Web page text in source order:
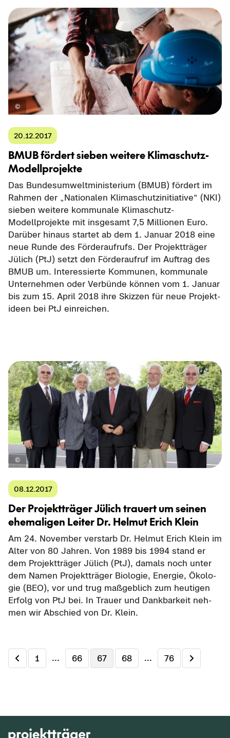
20.12.2017
BMUB för­dert sie­ben wei­te­re Klimaschutz-​
Modellprojekte
Das Bun­des­um­welt­mi­nis­te­ri­um (BMUB) för­dert im
Rah­men der „Na­tio­na­len Kli­ma­schutz­in­itia­ti­ve“ (NKI)
sie­ben wei­te­re kom­mu­na­le Klimaschutz-​
Modellprojekte mit ins­ge­samt 7,5 Mil­lio­nen Euro.
Dar­über hin­aus star­tet ab dem 1. Ja­nu­ar 2018 eine
neue Runde des För­der­auf­rufs. Der Pro­jekt­trä­ger
Jü­lich (PtJ) setzt den För­der­auf­ruf im Auf­trag des
BMUB um. In­ter­es­sier­te Kom­mu­nen, kom­mu­na­le
Un­ter­neh­men oder Ver­bün­de kön­nen vom 1. Ja­nu­ar
bis zum 15. April 2018 ihre Skiz­zen für neue Pro­jekt­
ideen bei PtJ ein­rei­chen.
08.12.2017
Der Pro­jekt­trä­ger Jü­lich trau­ert um sei­nen
ehe­ma­li­gen Lei­ter Dr. Hel­mut Erich Klein
Am 24. No­vem­ber ver­starb Dr. Hel­mut Erich Klein im
Alter von 80 Jah­ren. Von 1989 bis 1994 stand er
dem Pro­jekt­trä­ger Jü­lich (PtJ), da­mals noch unter
dem Namen Pro­jekt­trä­ger Bio­lo­gie, En­er­gie, Öko­lo­
gie (BEO), vor und trug maß­geb­lich zum heu­ti­gen
Er­folg von PtJ bei. In Trau­er und Dank­bar­keit neh­
men wir Ab­schied von Dr. Klein.
1 ... 66 67 68 ... 76